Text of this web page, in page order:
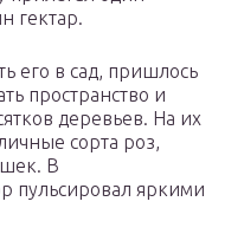
гектар.
его в сад, пришлось
пространство и
деревьев. На их
сорта роз,
В
пульсировал яркими